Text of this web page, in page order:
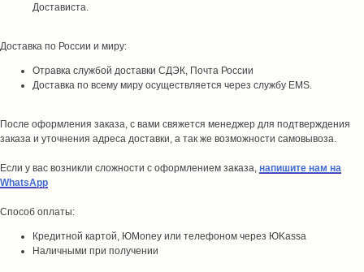
Достависта.
Доставка по России и миру:
Отравка службой доставки СДЭК, Почта России
Доставка по всему миру осуществляется через службу EMS.
После оформления заказа, с вами свяжется менеджер для подтверждения
заказа и уточнения адреса доставки, а так же возможности самовывоза.
Если у вас возникли сложности с оформлением заказа, напишите нам на
WhatsApp
Способ оплаты:
Кредитной картой, ЮMoney или телефоном через ЮKassa
Наличными при получении